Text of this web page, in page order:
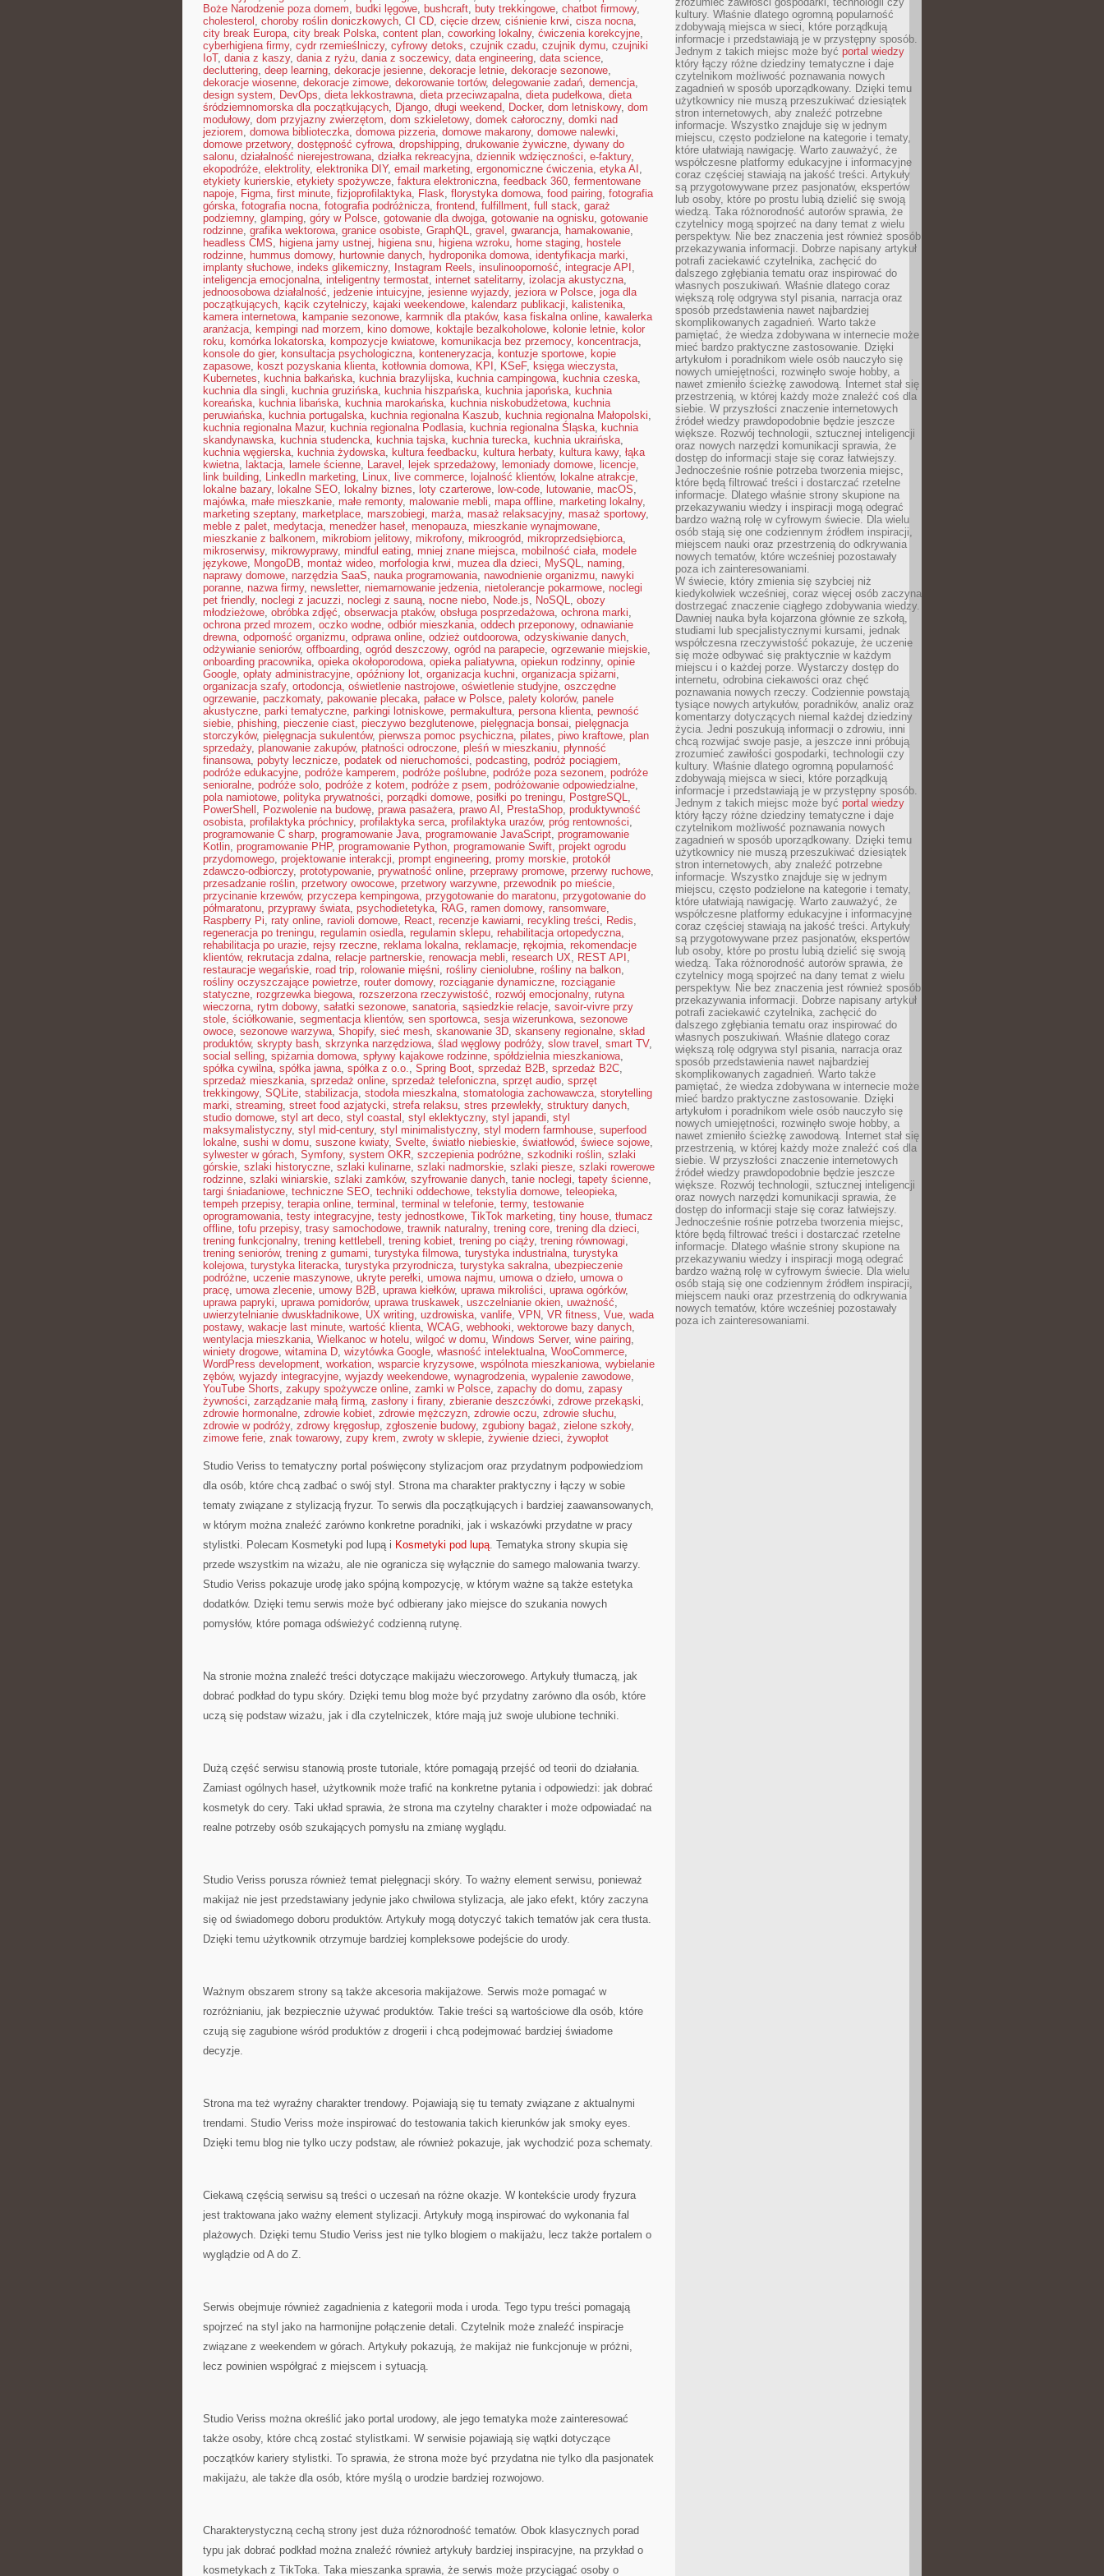
Boże Narodzenie poza domem, budki lęgowe, bushcraft, buty trekkingowe, chatbot firmowy,
cholesterol , choroby roślin doniczkowych, CI CD, cięcie drzew, ciśnienie krwi, cisza nocna,
city break Europa, city break Polska, content plan, coworking lokalny, ćwiczenia korekcyjne,
cyberhigiena firmy, cydr rzemieślniczy, cyfrowy detoks, czujnik czadu, czujnik dymu, czujniki
IoT, dania z kaszy, dania z ryżu, dania z soczewicy, data engineering, data science,
decluttering, deep learning, dekoracje jesienne, dekoracje letnie, dekoracje sezonowe,
dekoracje wiosenne, dekoracje zimowe, dekorowanie tortów, delegowanie zadań, demencja,
design system, DevOps, dieta lekkostrawna, dieta przeciwzapalna, dieta pudełkowa, dieta
śródziemnomorska dla początkujących, Django, długi weekend, Docker, dom letniskowy, dom
modułowy, dom przyjazny zwierzętom, dom szkieletowy, domek całoroczny, domki nad
jeziorem, domowa biblioteczka, domowa pizzeria, domowe makarony, domowe nalewki,
domowe przetwory, dostępność cyfrowa, dropshipping, drukowanie żywiczne, dywany do
salonu, działalność nierejestrowana, działka rekreacyjna, dziennik wdzięczności, e-faktury,
ekopodróże, elektrolity, elektronika DIY, email marketing, ergonomiczne ćwiczenia, etyka AI ,
etykiety kurierskie, etykiety spożywcze, faktura elektroniczna, feedback 360, fermentowane
napoje, Figma, first minute, fizjoprofilaktyka, Flask, florystyka domowa, food pairing, fotografia
górska, fotografia nocna, fotografia podróżnicza, frontend, fulfillment, full stack, garaż
podziemny, glamping, góry w Polsce, gotowanie dla dwojga, gotowanie na ognisku, gotowanie
rodzinne, grafika wektorowa, granice osobiste, GraphQL, gravel , gwarancja, hamakowanie,
headless CMS, higiena jamy ustnej, higiena snu, higiena wzroku, home staging, hostele
rodzinne, hummus domowy, hurtownie danych, hydroponika domowa, identyfikacja marki,
implanty słuchowe, indeks glikemiczny, Instagram Reels, insulinooporność, integracje API ,
inteligencja emocjonalna, inteligentny termostat, internet satelitarny, izolacja akustyczna,
jednoosobowa działalność, jedzenie intuicyjne, jesienne wyjazdy, jeziora w Polsce, joga dla
początkujących, kącik czytelniczy, kajaki weekendowe, kalendarz publikacji, kalistenika,
kamera internetowa, kampanie sezonowe, karmnik dla ptaków, kasa fiskalna online, kawalerka
aranżacja, kempingi nad morzem, kino domowe, koktajle bezalkoholowe, kolonie letnie, kolor
roku, komórka lokatorska, kompozycje kwiatowe, komunikacja bez przemocy, koncentracja,
konsole do gier, konsultacja psychologiczna, konteneryzacja, kontuzje sportowe, kopie
zapasowe, koszt pozyskania klienta, kotłownia domowa, KPI , KSeF, księga wieczysta,
Kubernetes, kuchnia bałkańska, kuchnia brazylijska, kuchnia campingowa, kuchnia czeska,
kuchnia dla singli, kuchnia gruzińska, kuchnia hiszpańska, kuchnia japońska, kuchnia
koreańska, kuchnia libańska, kuchnia marokańska, kuchnia niskobudżetowa, kuchnia
peruwiańska, kuchnia portugalska, kuchnia regionalna Kaszub, kuchnia regionalna Małopolski,
kuchnia regionalna Mazur, kuchnia regionalna Podlasia, kuchnia regionalna Śląska, kuchnia
skandynawska, kuchnia studencka, kuchnia tajska, kuchnia turecka, kuchnia ukraińska,
kuchnia węgierska, kuchnia żydowska, kultura feedbacku, kultura herbaty, kultura kawy, łąka
kwietna, laktacja, lamele ścienne, Laravel , lejek sprzedażowy, lemoniady domowe, licencje,
link building, LinkedIn marketing, Linux, live commerce, lojalność klientów, lokalne atrakcje,
lokalne bazary, lokalne SEO, lokalny biznes, loty czarterowe, low-code, lutowanie, macOS,
majówka, małe mieszkanie, małe remonty, malowanie mebli, mapa offline, marketing lokalny,
marketing szeptany, marketplace, marszobiegi, marża, masaż relaksacyjny, masaż sportowy,
meble z palet, medytacja, menedżer haseł, menopauza, mieszkanie wynajmowane,
mieszkanie z balkonem, mikrobiom jelitowy, mikrofony, mikroogród, mikroprzedsiębiorca,
mikroserwisy, mikrowyprawy, mindful eating, mniej znane miejsca, mobilność ciała, modele
językowe, MongoDB, montaż wideo, morfologia krwi, muzea dla dzieci, MySQL, naming,
naprawy domowe, narzędzia SaaS, nauka programowania, nawodnienie organizmu, nawyki
poranne, nazwa firmy, newsletter, niemarnowanie jedzenia, nietolerancje pokarmowe, noclegi
pet friendly, noclegi z jacuzzi, noclegi z sauną, nocne niebo, Node.js, NoSQL, obozy
młodzieżowe, obróbka zdjęć, obserwacja ptaków, obsługa posprzedażowa, ochrona marki,
ochrona przed mrozem, oczko wodne, odbiór mieszkania, oddech przeponowy, odnawianie
drewna, odporność organizmu, odprawa online, odzież outdoorowa, odzyskiwanie danych,
odżywianie seniorów, offboarding, ogród deszczowy, ogród na parapecie, ogrzewanie miejskie,
onboarding pracownika, opieka okołoporodowa, opieka paliatywna, opiekun rodzinny, opinie
Google, opłaty administracyjne, opóźniony lot, organizacja kuchni, organizacja spiżarni,
organizacja szafy, ortodoncja, oświetlenie nastrojowe, oświetlenie studyjne, oszczędne
ogrzewanie, paczkomaty, pakowanie plecaka, pałace w Polsce, palety kolorów, panele
akustyczne, parki tematyczne, parkingi lotniskowe, permakultura, persona klienta, pewność
siebie, phishing, pieczenie ciast, pieczywo bezglutenowe, pielęgnacja bonsai, pielęgnacja
storczyków, pielęgnacja sukulentów, pierwsza pomoc psychiczna, pilates, piwo kraftowe, plan
sprzedaży, planowanie zakupów, płatności odroczone, pleśń w mieszkaniu, płynność
finansowa, pobyty lecznicze, podatek od nieruchomości, podcasting, podróż pociągiem,
podróże edukacyjne, podróże kamperem, podróże poślubne, podróże poza sezonem, podróże
senioralne, podróże solo, podróże z kotem, podróże z psem, podróżowanie odpowiedzialne,
pola namiotowe, polityka prywatności, porządki domowe, posiłki po treningu, PostgreSQL,
PowerShell , Pozwolenie na budowę, prawa pasażera, prawo AI , PrestaShop, produktywność
osobista, profilaktyka próchnicy, profilaktyka serca, profilaktyka urazów, próg rentowności,
programowanie C sharp, programowanie Java, programowanie JavaScript, programowanie
Kotlin, programowanie PHP, programowanie Python, programowanie Swift, projekt ogrodu
przydomowego, projektowanie interakcji, prompt engineering, promy morskie, protokół
zdawczo-odbiorczy, prototypowanie, prywatność online, przeprawy promowe, przerwy ruchowe,
przesadzanie roślin, przetwory owocowe, przetwory warzywne, przewodnik po mieście,
przycinanie krzewów, przyczepa kempingowa, przygotowanie do maratonu, przygotowanie do
półmaratonu, przyprawy świata, psychodietetyka, RAG, ramen domowy, ransomware,
Raspberry Pi, raty online, ravioli domowe, React, recenzje kawiarni, recykling treści, Redis,
regeneracja po treningu, regulamin osiedla, regulamin sklepu, rehabilitacja ortopedyczna,
rehabilitacja po urazie, rejsy rzeczne, reklama lokalna, reklamacje, rękojmia, rekomendacje
klientów, rekrutacja zdalna, relacje partnerskie, renowacja mebli, research UX, REST API ,
restauracje wegańskie, road trip, rolowanie mięśni, rośliny cieniolubne, rośliny na balkon,
rośliny oczyszczające powietrze, router domowy, rozciąganie dynamiczne, rozciąganie
statyczne, rozgrzewka biegowa, rozszerzona rzeczywistość, rozwój emocjonalny, rutyna
wieczorna, rytm dobowy, sałatki sezonowe, sanatoria, sąsiedzkie relacje, savoir-vivre przy
stole, ściółkowanie, segmentacja klientów, sen sportowca, sesja wizerunkowa, sezonowe
owoce, sezonowe warzywa, Shopify, sieć mesh, skanowanie 3D, skanseny regionalne, skład
produktów, skrypty bash, skrzynka narzędziowa, ślad węglowy podróży, slow travel , smart TV,
social selling, spiżarnia domowa, spływy kajakowe rodzinne, spółdzielnia mieszkaniowa,
spółka cywilna, spółka jawna, spółka z o.o., Spring Boot, sprzedaż B2B, sprzedaż B2C,
sprzedaż mieszkania, sprzedaż online, sprzedaż telefoniczna, sprzęt audio, sprzęt
trekkingowy, SQLite, stabilizacja, stodoła mieszkalna, stomatologia zachowawcza, storytelling
marki, streaming, street food azjatycki, strefa relaksu, stres przewlekły, struktury danych,
studio domowe, styl art deco, styl coastal , styl eklektyczny, styl japandi, styl
maksymalistyczny, styl mid-century, styl minimalistyczny, styl modern farmhouse, superfood
lokalne, sushi w domu, suszone kwiaty, Svelte, światło niebieskie, światłowód, świece sojowe,
sylwester w górach, Symfony, system OKR, szczepienia podróżne, szkodniki roślin, szlaki
górskie, szlaki historyczne, szlaki kulinarne, szlaki nadmorskie, szlaki piesze, szlaki rowerowe
rodzinne, szlaki winiarskie, szlaki zamków, szyfrowanie danych, tanie noclegi, tapety ścienne,
targi śniadaniowe, techniczne SEO, techniki oddechowe, tekstylia domowe, teleopieka,
tempeh przepisy, terapia online, terminal , terminal w telefonie, termy, testowanie
oprogramowania, testy integracyjne, testy jednostkowe, TikTok marketing, tiny house, tłumacz
offline, tofu przepisy, trasy samochodowe, trawnik naturalny, trening core, trening dla dzieci,
trening funkcjonalny, trening kettlebell , trening kobiet, trening po ciąży, trening równowagi,
trening seniorów, trening z gumami, turystyka filmowa, turystyka industrialna, turystyka
kolejowa, turystyka literacka, turystyka przyrodnicza, turystyka sakralna, ubezpieczenie
podróżne, uczenie maszynowe, ukryte perełki, umowa najmu, umowa o dzieło, umowa o
pracę, umowa zlecenie, umowy B2B, uprawa kiełków, uprawa mikroliści, uprawa ogórków,
uprawa papryki, uprawa pomidorów, uprawa truskawek, uszczelnianie okien, uważność,
uwierzytelnianie dwuskładnikowe, UX writing, uzdrowiska, vanlife, VPN, VR fitness, Vue, wada
postawy, wakacje last minute, wartość klienta, WCAG, webhooki, wektorowe bazy danych,
wentylacja mieszkania, Wielkanoc w hotelu, wilgoć w domu, Windows Server, wine pairing,
winiety drogowe, witamina D, wizytówka Google, własność intelektualna, WooCommerce,
WordPress development, workation, wsparcie kryzysowe, wspólnota mieszkaniowa, wybielanie
zębów, wyjazdy integracyjne, wyjazdy weekendowe, wynagrodzenia, wypalenie zawodowe,
YouTube Shorts, zakupy spożywcze online, zamki w Polsce, zapachy do domu, zapasy
żywności, zarządzanie małą firmą, zasłony i firany, zbieranie deszczówki, zdrowe przekąski,
zdrowie hormonalne, zdrowie kobiet, zdrowie mężczyzn, zdrowie oczu, zdrowie słuchu,
zdrowie w podróży, zdrowy kręgosłup, zgłoszenie budowy, zgubiony bagaż, zielone szkoły,
zimowe ferie, znak towarowy, zupy krem, zwroty w sklepie, żywienie dzieci, żywopłot
Studio Veriss to tematyczny portal poświęcony stylizacjom oraz przydatnym podpowiedziom
dla osób, które chcą zadbać o swój styl. Strona ma charakter praktyczny i łączy w sobie
tematy związane z stylizacją fryzur. To serwis dla początkujących i bardziej zaawansowanych,
w którym można znaleźć zarówno konkretne poradniki, jak i wskazówki przydatne w pracy
stylistki. Polecam Kosmetyki pod lupą i Kosmetyki pod lupą. Tematyka strony skupia się
przede wszystkim na wizażu, ale nie ogranicza się wyłącznie do samego malowania twarzy.
Studio Veriss pokazuje urodę jako spójną kompozycję, w którym ważne są także estetyka
dodatków. Dzięki temu serwis może być odbierany jako miejsce do szukania nowych
pomysłów, które pomaga odświeżyć codzienną rutynę.
Na stronie można znaleźć treści dotyczące makijażu wieczorowego. Artykuły tłumaczą, jak
dobrać podkład do typu skóry. Dzięki temu blog może być przydatny zarówno dla osób, które
uczą się podstaw wizażu, jak i dla czytelniczek, które mają już swoje ulubione techniki.
Dużą część serwisu stanowią proste tutoriale, które pomagają przejść od teorii do działania.
Zamiast ogólnych haseł, użytkownik może trafić na konkretne pytania i odpowiedzi: jak dobrać
kosmetyk do cery. Taki układ sprawia, że strona ma czytelny charakter i może odpowiadać na
realne potrzeby osób szukających pomysłu na zmianę wyglądu.
Studio Veriss porusza również temat pielęgnacji skóry. To ważny element serwisu, ponieważ
makijaż nie jest przedstawiany jedynie jako chwilowa stylizacja, ale jako efekt, który zaczyna
się od świadomego doboru produktów. Artykuły mogą dotyczyć takich tematów jak cera tłusta.
Dzięki temu użytkownik otrzymuje bardziej kompleksowe podejście do urody.
Ważnym obszarem strony są także akcesoria makijażowe. Serwis może pomagać w
rozróżnianiu, jak bezpiecznie używać produktów. Takie treści są wartościowe dla osób, które
czują się zagubione wśród produktów z drogerii i chcą podejmować bardziej świadome
decyzje.
Strona ma też wyraźny charakter trendowy. Pojawiają się tu tematy związane z aktualnymi
trendami. Studio Veriss może inspirować do testowania takich kierunków jak smoky eyes.
Dzięki temu blog nie tylko uczy podstaw, ale również pokazuje, jak wychodzić poza schematy.
Ciekawą częścią serwisu są treści o uczesań na różne okazje. W kontekście urody fryzura
jest traktowana jako ważny element stylizacji. Artykuły mogą inspirować do wykonania fal
plażowych. Dzięki temu Studio Veriss jest nie tylko blogiem o makijażu, lecz także portalem o
wyglądzie od A do Z.
Serwis obejmuje również zagadnienia z kategorii moda i uroda. Tego typu treści pomagają
spojrzeć na styl jako na harmonijne połączenie detali. Czytelnik może znaleźć inspiracje
związane z weekendem w górach. Artykuły pokazują, że makijaż nie funkcjonuje w próżni,
lecz powinien współgrać z miejscem i sytuacją.
Studio Veriss można określić jako portal urodowy, ale jego tematyka może zainteresować
także osoby, które chcą zostać stylistkami. W serwisie pojawiają się wątki dotyczące
początków kariery stylistki. To sprawia, że strona może być przydatna nie tylko dla pasjonatek
makijażu, ale także dla osób, które myślą o urodzie bardziej rozwojowo.
Charakterystyczną cechą strony jest duża różnorodność tematów. Obok klasycznych porad
typu jak dobrać podkład można znaleźć również artykuły bardziej inspiracyjne, na przykład o
kosmetykach z TikToka. Taka mieszanka sprawia, że serwis może przyciągać osoby o
kultury. Właśnie dlatego ogromną popularność
zdobywają miejsca w sieci, które porządkują
informacje i przedstawiają je w przystępny sposób.
Jednym z takich miejsc może być portal wiedzy
który łączy różne dziedziny tematyczne i daje
czytelnikom możliwość poznawania nowych
zagadnień w sposób uporządkowany. Dzięki temu
użytkownicy nie muszą przeszukiwać dziesiątek
stron internetowych, aby znaleźć potrzebne
informacje. Wszystko znajduje się w jednym
miejscu, często podzielone na kategorie i tematy,
które ułatwiają nawigację. Warto zauważyć, że
współczesne platformy edukacyjne i informacyjne
coraz częściej stawiają na jakość treści. Artykuły
są przygotowywane przez pasjonatów, ekspertów
lub osoby, które po prostu lubią dzielić się swoją
wiedzą. Taka różnorodność autorów sprawia, że
czytelnicy mogą spojrzeć na dany temat z wielu
perspektyw. Nie bez znaczenia jest również sposób
przekazywania informacji. Dobrze napisany artykuł
potrafi zaciekawić czytelnika, zachęcić do
dalszego zgłębiania tematu oraz inspirować do
własnych poszukiwań. Właśnie dlatego coraz
większą rolę odgrywa styl pisania, narracja oraz
sposób przedstawienia nawet najbardziej
skomplikowanych zagadnień. Warto także
pamiętać, że wiedza zdobywana w internecie może
mieć bardzo praktyczne zastosowanie. Dzięki
artykułom i poradnikom wiele osób nauczyło się
nowych umiejętności, rozwinęło swoje hobby, a
nawet zmieniło ścieżkę zawodową. Internet stał się
przestrzenią, w której każdy może znaleźć coś dla
siebie. W przyszłości znaczenie internetowych
źródeł wiedzy prawdopodobnie będzie jeszcze
większe. Rozwój technologii, sztucznej inteligencji
oraz nowych narzędzi komunikacji sprawia, że
dostęp do informacji staje się coraz łatwiejszy.
Jednocześnie rośnie potrzeba tworzenia miejsc,
które będą filtrować treści i dostarczać rzetelne
informacje. Dlatego właśnie strony skupione na
przekazywaniu wiedzy i inspiracji mogą odegrać
bardzo ważną rolę w cyfrowym świecie. Dla wielu
osób stają się one codziennym źródłem inspiracji,
miejscem nauki oraz przestrzenią do odkrywania
nowych tematów, które wcześniej pozostawały
poza ich zainteresowaniami.
W świecie, który zmienia się szybciej niż
kiedykolwiek wcześniej, coraz więcej osób zaczyna
dostrzegać znaczenie ciągłego zdobywania wiedzy.
Dawniej nauka była kojarzona głównie ze szkołą,
studiami lub specjalistycznymi kursami, jednak
współczesna rzeczywistość pokazuje, że uczenie
się może odbywać się praktycznie w każdym
miejscu i o każdej porze. Wystarczy dostęp do
internetu, odrobina ciekawości oraz chęć
poznawania nowych rzeczy. Codziennie powstają
tysiące nowych artykułów, poradników, analiz oraz
komentarzy dotyczących niemal każdej dziedziny
życia. Jedni poszukują informacji o zdrowiu, inni
chcą rozwijać swoje pasje, a jeszcze inni próbują
zrozumieć zawiłości gospodarki, technologii czy
kultury. Właśnie dlatego ogromną popularność
zdobywają miejsca w sieci, które porządkują
informacje i przedstawiają je w przystępny sposób.
Jednym z takich miejsc może być portal wiedzy
który łączy różne dziedziny tematyczne i daje
czytelnikom możliwość poznawania nowych
zagadnień w sposób uporządkowany. Dzięki temu
użytkownicy nie muszą przeszukiwać dziesiątek
stron internetowych, aby znaleźć potrzebne
informacje. Wszystko znajduje się w jednym
miejscu, często podzielone na kategorie i tematy,
które ułatwiają nawigację. Warto zauważyć, że
współczesne platformy edukacyjne i informacyjne
coraz częściej stawiają na jakość treści. Artykuły
są przygotowywane przez pasjonatów, ekspertów
lub osoby, które po prostu lubią dzielić się swoją
wiedzą. Taka różnorodność autorów sprawia, że
czytelnicy mogą spojrzeć na dany temat z wielu
perspektyw. Nie bez znaczenia jest również sposób
przekazywania informacji. Dobrze napisany artykuł
potrafi zaciekawić czytelnika, zachęcić do
dalszego zgłębiania tematu oraz inspirować do
własnych poszukiwań. Właśnie dlatego coraz
większą rolę odgrywa styl pisania, narracja oraz
sposób przedstawienia nawet najbardziej
skomplikowanych zagadnień. Warto także
pamiętać, że wiedza zdobywana w internecie może
mieć bardzo praktyczne zastosowanie. Dzięki
artykułom i poradnikom wiele osób nauczyło się
nowych umiejętności, rozwinęło swoje hobby, a
nawet zmieniło ścieżkę zawodową. Internet stał się
przestrzenią, w której każdy może znaleźć coś dla
siebie. W przyszłości znaczenie internetowych
źródeł wiedzy prawdopodobnie będzie jeszcze
większe. Rozwój technologii, sztucznej inteligencji
oraz nowych narzędzi komunikacji sprawia, że
dostęp do informacji staje się coraz łatwiejszy.
Jednocześnie rośnie potrzeba tworzenia miejsc,
które będą filtrować treści i dostarczać rzetelne
informacje. Dlatego właśnie strony skupione na
przekazywaniu wiedzy i inspiracji mogą odegrać
bardzo ważną rolę w cyfrowym świecie. Dla wielu
osób stają się one codziennym źródłem inspiracji,
miejscem nauki oraz przestrzenią do odkrywania
nowych tematów, które wcześniej pozostawały
poza ich zainteresowaniami.